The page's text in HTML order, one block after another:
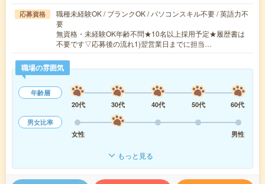
応募資格
職種未経験OK / ブランクOK / パソコンスキル不要 / 英語力不
要
無資格・未経験OK年齢不問★10名以上採用予定★履歴書は
不要です▽応募後の流れ1)翌営業日までに担当…
職場の雰囲気
年齢層
20代
30代 40代 50代
60代
男女比率
女性
男性
もっと見る